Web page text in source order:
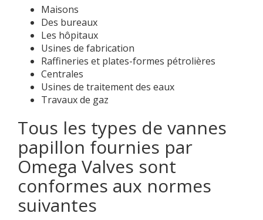
Maisons
Des bureaux
Les hôpitaux
Usines de fabrication
Raffineries et plates-formes pétrolières
Centrales
Usines de traitement des eaux
Travaux de gaz
Tous les types de vannes
papillon fournies par
Omega Valves sont
conformes aux normes
suivantes